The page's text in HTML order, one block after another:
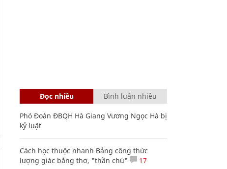
Đọc nhiều Bình luận nhiều
Phó Đoàn ĐBQH Hà Giang Vương Ngọc Hà bị
kỷ luật
Cách học thuộc nhanh Bảng công thức
lượng giác bằng thơ, "thần chú"
17